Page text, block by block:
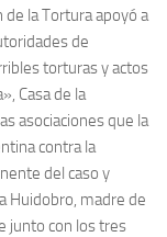
de la Tortura apoyó a
de
torturas y actos
Casa de la
asociaciones que la
contra la
del caso y
Huidobro, madre de
junto con los tres